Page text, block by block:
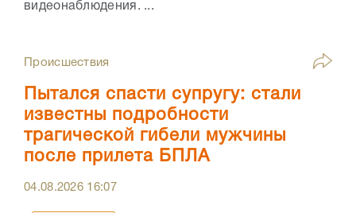
видеонаблюдения. ...
Происшествия
Пытался спасти супругу: стали
известны подробности
трагической гибели мужчины
после прилета БПЛА
04.08.2026 16:07